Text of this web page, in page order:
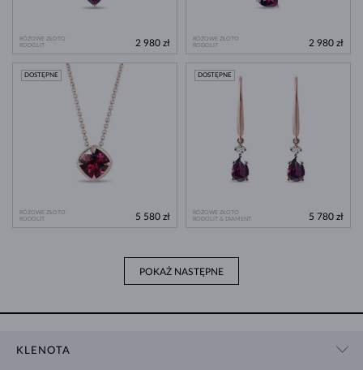
RÓŻOWE ZŁOTO
RODOLIT
2 980 zł
RÓŻOWE ZŁOTO
RODOLIT
2 980 zł
RÓŻOWE ZŁOTO
RODOLIT
DOSTĘPNE
5 580 zł
RÓŻOWE ZŁOTO
RODOLIT & DIAMENT
DOSTĘPNE
5 780 zł
POKAŻ NASTĘPNE
KLENOTA